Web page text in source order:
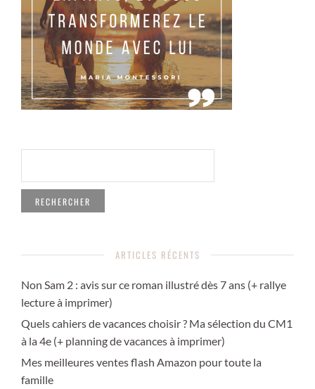
ARTICLES RÉCENTS
Non Sam 2 : avis sur ce roman illustré dès 7 ans (+ rallye
lecture à imprimer)
Quels cahiers de vacances choisir ? Ma sélection du CM1
à la 4e (+ planning de vacances à imprimer)
Mes meilleures ventes flash Amazon pour toute la
famille